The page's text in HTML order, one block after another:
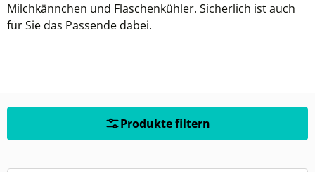
Milchkännchen und Flaschenkühler. Sicherlich ist auch
für Sie das Passende dabei.
Produkte filtern